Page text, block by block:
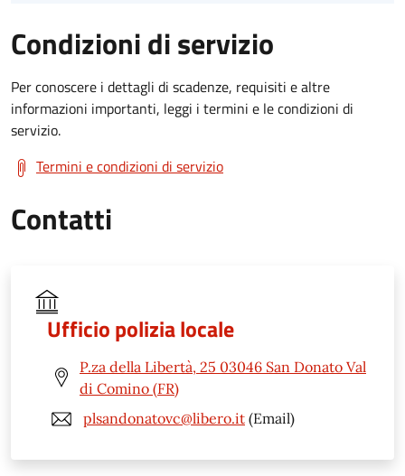
Condizioni di servizio
Per conoscere i dettagli di scadenze, requisiti e altre
informazioni importanti, leggi i termini e le condizioni di
servizio.
Termini e condizioni di servizio
Contatti
Ufficio polizia locale
P.za della Libertà, 25 03046 San Donato Val
di Comino (FR)
plsandonatovc@libero.it (Email)